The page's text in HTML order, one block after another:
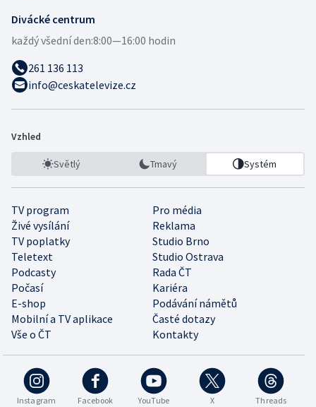
Divácké centrum
každý všední den:8:00—16:00 hodin
261 136 113
info@ceskatelevize.cz
Vzhled
Světlý Tmavý Systém
TV program
Pro média
Živé vysílání
Reklama
TV poplatky
Studio Brno
Teletext
Studio Ostrava
Podcasty
Rada ČT
Počasí
Kariéra
E-shop
Podávání námětů
Mobilní a TV aplikace
Časté dotazy
Vše o ČT
Kontakty
Instagram Facebook YouTube X Threads